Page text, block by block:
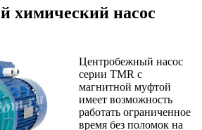
химический насос
Центробежный насос
серии TMR с
магнитной муфтой
имеет возможность
работать ограниченное
время без поломок на